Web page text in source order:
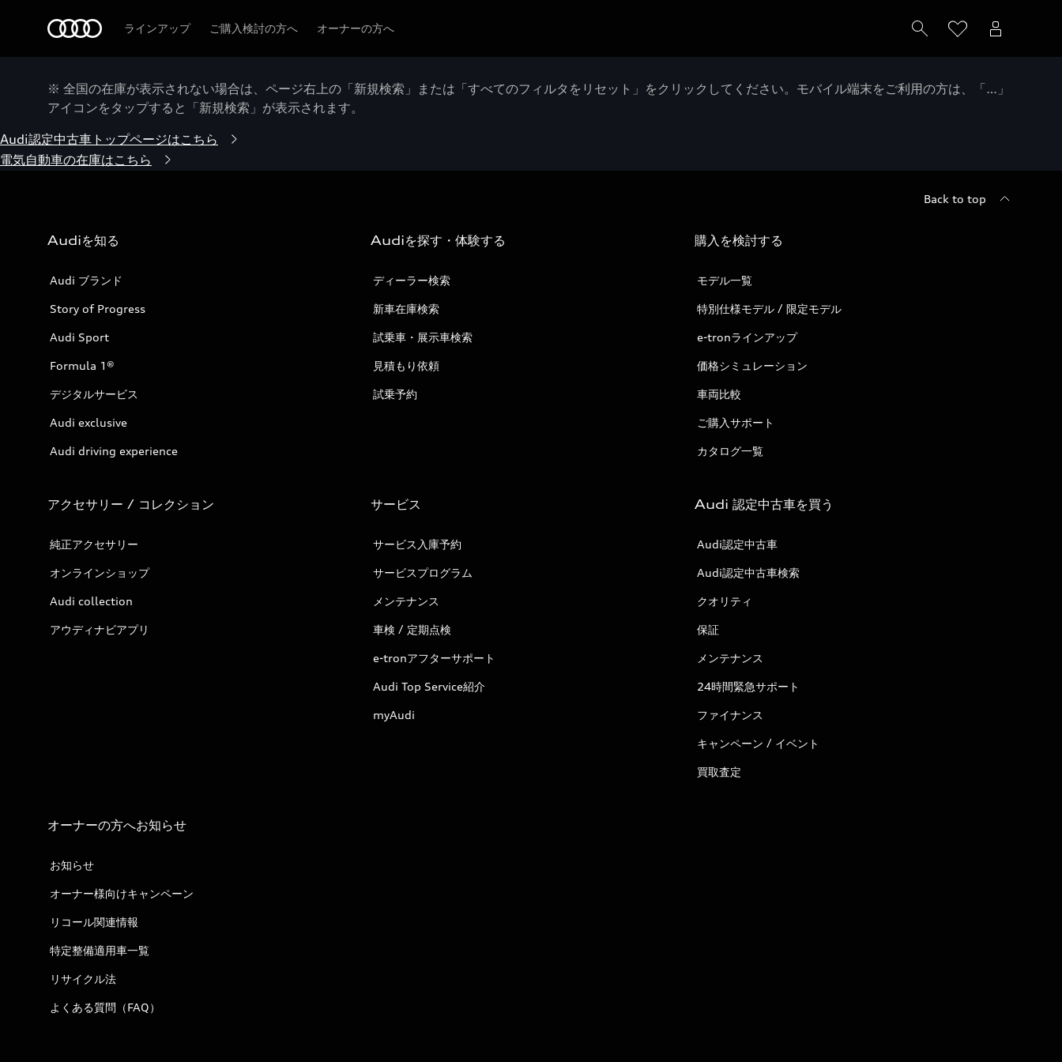
ラインアップ ご購入検討の方へ オーナーの方へ
※ 全国の在庫が表示されない場合は、ページ右上の「新規検索」または「すべてのフィルタをリセット」をクリックしてください。モバイル端末をご利用の方は、「…」
アイコンをタップすると「新規検索」が表示されます。
Audi認定中古車トップページはこちら
電気自動車の在庫はこちら
Back to top
Audiを知る
Audi ブランド
Story of Progress
Audi Sport
Formula 1®
デジタルサービス
Audi exclusive
Audi driving experience
Audiを探す・体験する
ディーラー検索
新車在庫検索
試乗車・展示車検索
見積もり依頼
試乗予約
購入を検討する
モデル一覧
特別仕様モデル / 限定モデル
e-tronラインアップ
価格シミュレーション
車両比較
ご購入サポート
カタログ一覧
アクセサリー / コレクション
純正アクセサリー
オンラインショップ
Audi collection
アウディナビアプリ
サービス
サービス入庫予約
サービスプログラム
メンテナンス
車検 / 定期点検
e-tronアフターサポート
Audi Top Service紹介
myAudi
Audi 認定中古車を買う
Audi認定中古車
Audi認定中古車検索
クオリティ
保証
メンテナンス
24時間緊急サポート
ファイナンス
キャンペーン / イベント
買取査定
オーナーの方へお知らせ
お知らせ
オーナー様向けキャンペーン
リコール関連情報
特定整備適用車一覧
リサイクル法
よくある質問（FAQ）